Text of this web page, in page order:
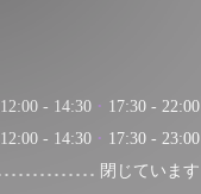
12:00 - 14:30 •
17:30 - 22:00
12:00 - 14:30 •
17:30 - 23:00
閉じています